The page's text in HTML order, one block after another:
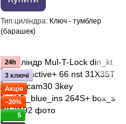
Тип циліндра Ключ - тумблер
(барашек)
24h
3 ключі
Акція
−20%
5